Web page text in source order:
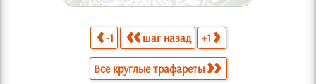
-1 шаг назад +1
Все круглые трафареты